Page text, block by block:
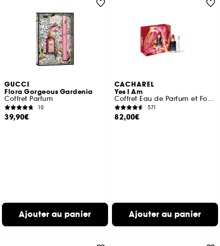
GUCCI
Flora Gorgeous Gardenia
Coffret Parfum
10
39,90€
Ajouter au panier
CACHAREL
Yes I Am
Coffret Eau de Parfum et Format Voyage
571
82,00€
Ajouter au panier